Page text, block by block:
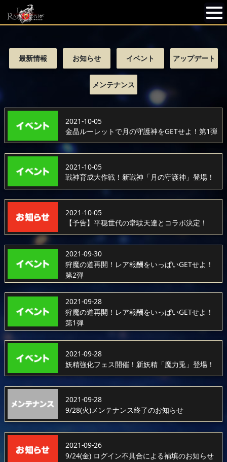
最新情報 お知らせ イベント アップデート
メンテナンス
2021-10-05
金晶ルーレットで月の守護神をGETせよ！第1弾
2021-10-05
戦神育成大作戦！新戦神「月の守護神」登場！
2021-10-05
【予告】平穏世代の韋駄天達とコラボ決定！
2021-09-30
狩魔の道再開！レア報酬をいっぱいGETせよ！
第2弾
2021-09-28
狩魔の道再開！レア報酬をいっぱいGETせよ！
第1弾
2021-09-28
妖精強化フェス開催！新妖精「魔力兎」登場！
2021-09-28
9/28(火)メンテナンス終了のお知らせ
2021-09-26
9/24(金) ログイン不具合による補填のお知らせ